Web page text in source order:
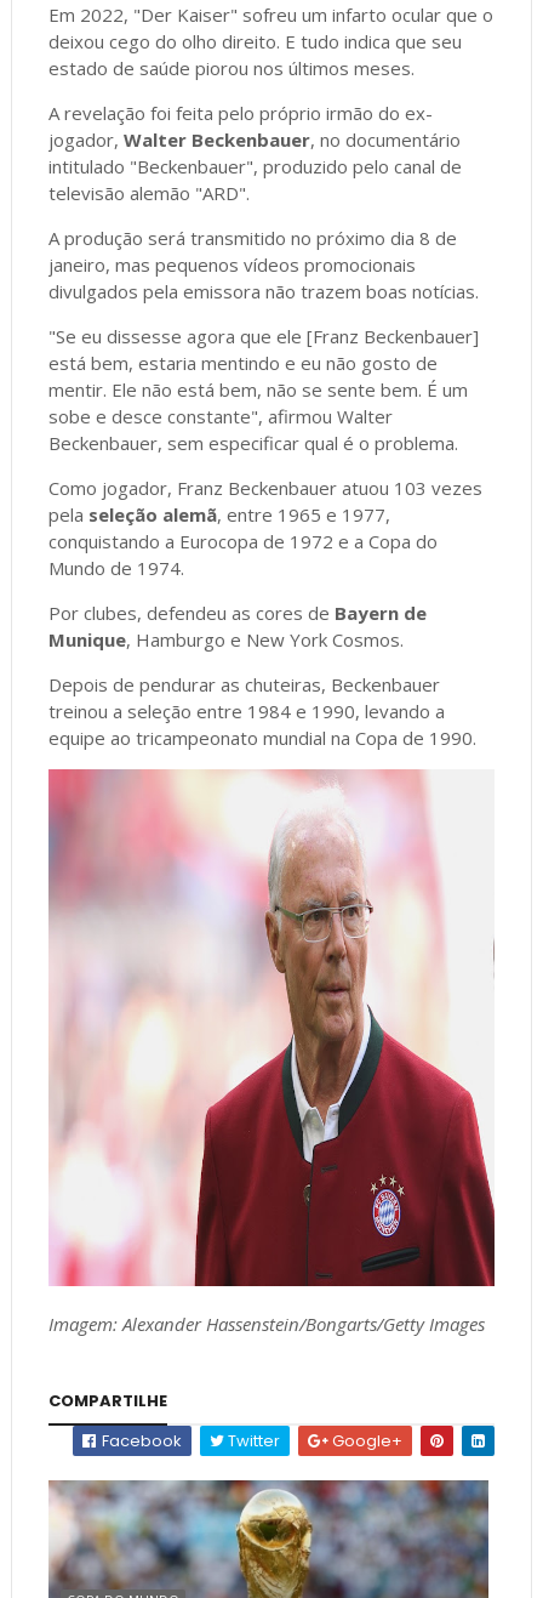
Em 2022, "Der Kaiser" sofreu um infarto ocular que o
deixou cego do olho direito. E tudo indica que seu
estado de saúde piorou nos últimos meses.
A revelação foi feita pelo próprio irmão do ex-
jogador, Walter Beckenbauer, no documentário
intitulado "Beckenbauer", produzido pelo canal de
televisão alemão "ARD".
A produção será transmitido no próximo dia 8 de
janeiro, mas pequenos vídeos promocionais
divulgados pela emissora não trazem boas notícias.
"Se eu dissesse agora que ele [Franz Beckenbauer]
está bem, estaria mentindo e eu não gosto de
mentir. Ele não está bem, não se sente bem. É um
sobe e desce constante", afirmou Walter
Beckenbauer, sem especificar qual é o problema.
Como jogador, Franz Beckenbauer atuou 103 vezes
pela seleção alemã, entre 1965 e 1977,
conquistando a Eurocopa de 1972 e a Copa do
Mundo de 1974.
Por clubes, defendeu as cores de Bayern de
Munique, Hamburgo e New York Cosmos.
Depois de pendurar as chuteiras, Beckenbauer
treinou a seleção entre 1984 e 1990, levando a
equipe ao tricampeonato mundial na Copa de 1990.
Imagem: Alexander Hassenstein/Bongarts/Getty Images
COMPARTILHE
Facebook
Twitter Google+